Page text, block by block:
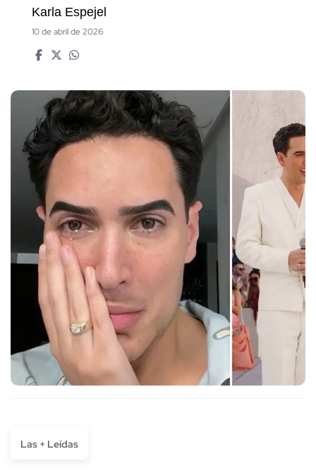
Karla Espejel
10 de abril de 2026
Las + Leídas